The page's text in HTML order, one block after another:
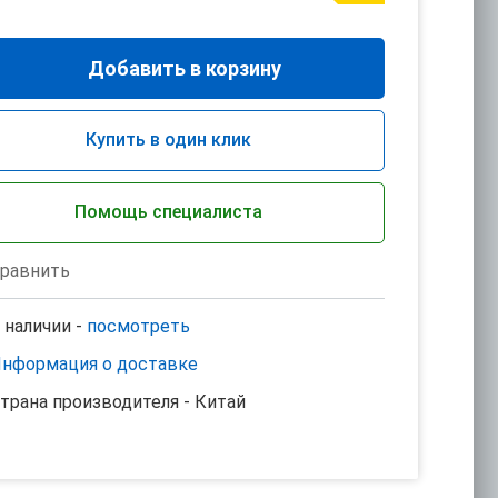
Добавить в корзину
Купить в один клик
Помощь специалиста
наличии - посмотреть
о доставке
производителя - Китай